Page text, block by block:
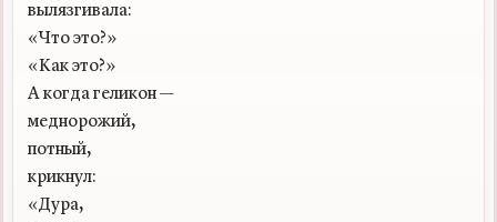
вылязгивала:
«Что это?»
«Как это?»
А когда геликон —
меднорожий,
потный,
крикнул:
«Дура,